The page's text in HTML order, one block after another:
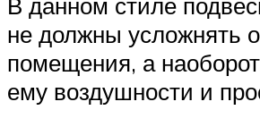
не должны усложнять
помещения, а
ему воздушности и